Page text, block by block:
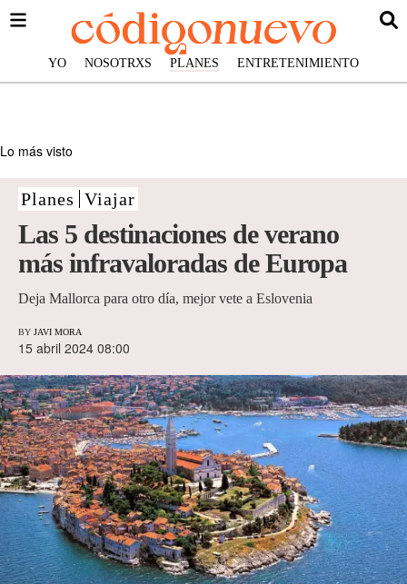
YO NOSOTRXS PLANES ENTRETENIMIENTO
Lo más visto
Planes Viajar
Las 5 destinaciones de verano
más infravaloradas de Europa
Deja Mallorca para otro día, mejor vete a Eslovenia
BY JAVI MORA
15 abril 2024 08:00